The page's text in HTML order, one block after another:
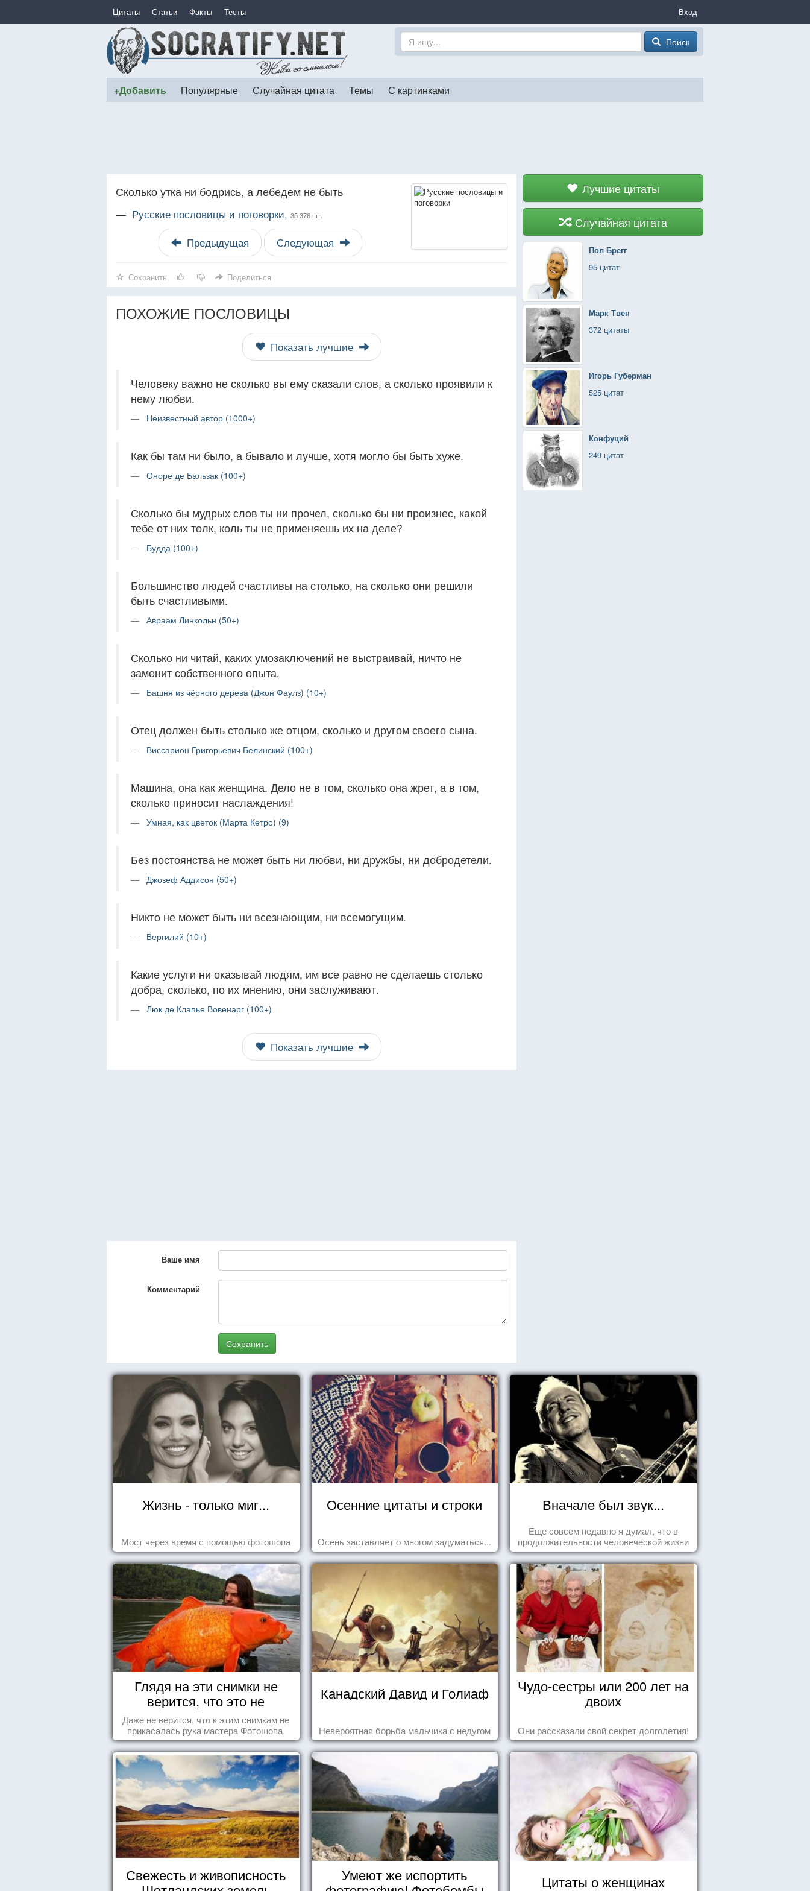
Цитаты Статьи Факты Тесты Вход
Поиск
+Добавить Популярные Случайная цитата Темы С картинками
Лучшие цитаты
Случайная цитата
Пол Брегг
95 цитат
Марк Твен
372 цитаты
Игорь Губерман
525 цитат
Конфуций
249 цитат
Сколько утка ни бодрись, а лебедем не быть
— Русские пословицы и поговорки, 35 376 шт.
Предыдущая Следующая
Сохранить Поделиться
ПОХОЖИЕ ПОСЛОВИЦЫ
Показать лучшие
Человеку важно не сколько вы ему сказали слов, а сколько проявили к
нему любви.
Неизвестный автор (1000+)
Как бы там ни было, а бывало и лучше, хотя могло бы быть хуже.
Оноре де Бальзак (100+)
Сколько бы мудрых слов ты ни прочел, сколько бы ни произнес, какой
тебе от них толк, коль ты не применяешь их на деле?
Будда (100+)
Большинство людей счастливы на столько, на сколько они решили
быть счастливыми.
Авраам Линкольн (50+)
Сколько ни читай, каких умозаключений не выстраивай, ничто не
заменит собственного опыта.
Башня из чёрного дерева (Джон Фаулз) (10+)
Отец должен быть столько же отцом, сколько и другом своего сына.
Виссарион Григорьевич Белинский (100+)
Машина, она как женщина. Дело не в том, сколько она жрет, а в том,
сколько приносит наслаждения!
Умная, как цветок (Марта Кетро) (9)
Без постоянства не может быть ни любви, ни дружбы, ни добродетели.
Джозеф Аддисон (50+)
Никто не может быть ни всезнающим, ни всемогущим.
Вергилий (10+)
Какие услуги ни оказывай людям, им все равно не сделаешь столько
добра, сколько, по их мнению, они заслуживают.
Люк де Клапье Вовенарг (100+)
Показать лучшие
Ваше имя
Комментарий
Сохранить
Жизнь - только миг...
Мост через время с помощью фотошопа
Осенние цитаты и строки
Осень заставляет о многом задуматься...
Вначале был звук...
Еще совсем недавно я думал, что в
продолжительности человеческой жизни
заложена какая-то ошибка.
Глядя на эти снимки не
верится, что это не
Фотошоп!
Даже не верится, что к этим снимкам не
прикасалась рука мастера Фотошопа.
Канадский Давид и Голиаф
Невероятная борьба мальчика с недугом
Чудо-сестры или 200 лет на
двоих
Они рассказали свой секрет долголетия!
Свежесть и живописность
Умеют же испортить
Цитаты о женщинах